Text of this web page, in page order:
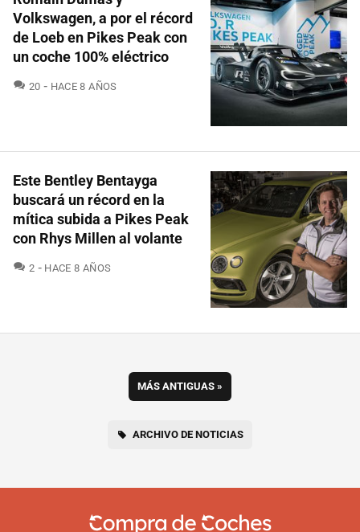
Volkswagen, a por el récord
de Loeb en Pikes Peak con
un coche 100% eléctrico
20 COMENTARIOS
HACE 8 AÑOS
Este Bentley Bentayga
buscará un récord en la
mítica subida a Pikes Peak
con Rhys Millen al volante
2 COMENTARIOS
HACE 8 AÑOS
MÁS ANTIGUAS »
ARCHIVO DE NOTICIAS